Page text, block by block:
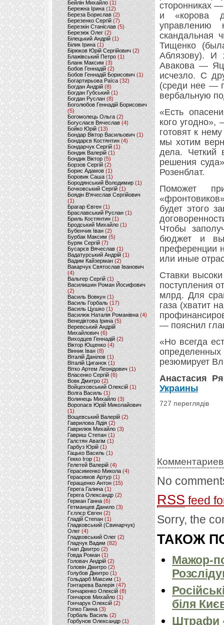
Бейлін Михайло (1)
Бережна Ірина(12)
Береза Борислав(2)
Березенко Сергій (7)
Березкін Станіслав (5)
Березюк Олег(2)
Білецький Андрій (1)
Білик Ірина (1)
Бірюков Юрій Сергійович (2)
Блажівський Петро (1)
Бланк Максим(3)
Бобов Геннадій (2)
Бобов Геннадій Борисович (1)
Богартирьова Раїса (32)
Богдан Андрій(8)
Богдан Губський (1)
Богдан Руслан(8)
Боголюбов Геннадій Борисович
(5)
Богомолець Ольга (2)
Богуслаєв Вячеслав (4)
Бойко Юрій (13)
Бондар Віктор Васильович (1)
Бондарєв Костянтин (4)
Бондарчук Сергій(1)
Бондик Валерій (1)
Бондик Віктор(5)
Борзов Сергiй (2)
Борис Адамов(1)
Боровик Саша (1)
Бородянський Володимир (1)
Бочковський Сергій (1)
Боядін В'ячеслав Сергійович
(1)
Брагар Євген (1)
Браславський Руслан (1)
Бриль Костянтин (1)
Бродський Михайло (1)
Бубенчик Іван(2)
Бурбак Максим (5)
Буряк Сергій (7)
Бусарєв Вячеслав (1)
Вадатурський Андрій (1)
Вадим Кайзерман (2)
Вакарчук Святослав Іванович
(4)
Вальтер Сергій (1)
Василишин Роман Йосифович
(2)
Василь Вовкун (1)
Василь Горбаль (17)
Василь Цушко (1)
Василюк Наталія Романівна (4)
Венедіктова Ірина(5)
Веревський Андрій
Михайлович (6)
Виходцев Геннадій (2)
Віктор Ющенко (4)
Вінник Іван (8)
Віталій Данілов (1)
Віталій Циганок (1)
Вітко Артем Леонідович(1)
Власенко Сергій (6)
Вовк Дмитро(2)
Войцеховський Олексій(1)
Волга Василь (1)
Волинець Михайло (3)
Воропаєв Юрій Миколайович
(1)
Вощевський Валерій(2)
Гаврилова Лідія (2)
Гаврилюк Михайло (3)
Гавриш Степан (1)
Галстян Авагім (1)
Гарбуз Юрій (1)
Гацько Василь (1)
Гекко Ігор(1)
Гелетей Валерій (4)
Герасименко Микола (4)
Герасимов Артур (1)
Геращенко Антон(15)
Герега Галина (1)
Герега Олександр (2)
Герман Ганна (6)
Гетманцев Данило (3)
Гєллєр Євген (2)
Гладій Степан(1)
Гладковський (Свинарчук)
Олег (4)
Гладковський Олег (2)
Гладчук Вадим (82)
Гнап Дмитро (2)
Говда Роман(1)
Головач Андрій (2)
Головін Дмитро (2)
Голубов Дмитро (1)
Гольдарб Максим(1)
Гонтарева Валерія (47)
Гончаренко Олексій(8)
Гончаров Михайло (1)
Гончарук Олексій (2)
Гопко Ганна (3)
Горбаль Василь (2)
Горбунов Олександр (1)
сторонниках
и «корова
управлению
скандальная
Тищенко
Аблязову). И
Авакова —
исчезло. С
(среди нее —
вербальную
«Есть
кого угодно»,
готовят к
мы хотим
дела. Четкий
решения
Розенблат.
Поможет
будет этого
Чтобы
бюджет и
преференции
или иные
Ставки
поступления
млрд. Для
газа (хватит
— пояснил
«Но всегда
резюмирует
Анастасия
Украины
727 переглядів
No
RSS feed
Sorry, the
ТАКОЖ
Мажор-
біля
Штрафи